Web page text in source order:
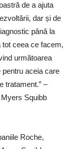
de a ajuta
dar și de
până la
ceea ce facem,
următoarea
pentru aceia care
tratament.” –
Squibb
Roche,